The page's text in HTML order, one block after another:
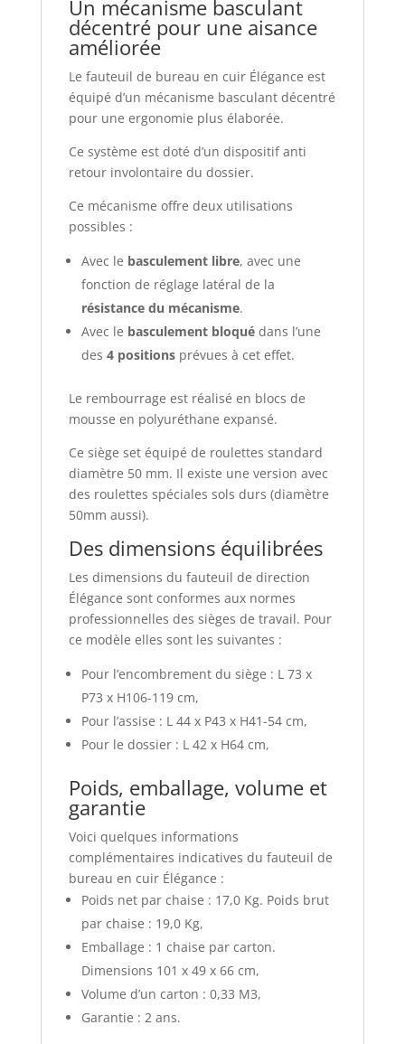
Un mécanisme basculant
décentré pour une aisance
améliorée
Le fauteuil de bureau en cuir Élégance est
équipé d’un mécanisme basculant décentré
pour une ergonomie plus élaborée.
Ce système est doté d’un dispositif anti
retour involontaire du dossier.
Ce mécanisme offre deux utilisations
possibles :
Avec le basculement libre, avec une
fonction de réglage latéral de la
résistance du mécanisme.
Avec le basculement bloquédans l’une
des 4 positionsprévues à cet effet.
Le rembourrage est réalisé en blocs de
mousse en polyuréthane expansé.
Ce siège set équipé de roulettes standard
diamètre 50 mm. Il existe une version avec
des roulettes spéciales sols durs (diamètre
50mm aussi).
Des dimensions équilibrées
Les dimensions du fauteuil de direction
Élégance sont conformes aux normes
professionnelles des sièges de travail. Pour
ce modèle elles sont les suivantes :
Pour l’encombrement du siège : L 73 x
P73 x H106-119 cm,
Pour l’assise : L 44 x P43 x H41-54 cm,
Pour le dossier : L 42 x H64 cm,
Poids, emballage, volume et
garantie
Voici quelques informations
complémentaires indicatives du fauteuil de
bureau en cuir Élégance :
Poids net par chaise : 17,0 Kg. Poids brut
par chaise : 19,0 Kg,
Emballage : 1 chaise par carton.
Dimensions 101 x 49 x 66 cm,
Volume d’un carton : 0,33 M3,
Garantie : 2 ans.